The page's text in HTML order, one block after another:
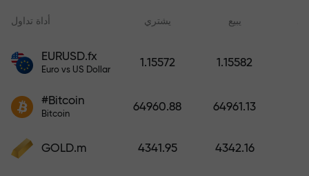
مطبعياً. كلما زاد مبلغ الإيداع، زادت
أداة تداول يشتري يبيع
EURUSD.fx
Euro vs US Dollar
1.15572 1.15582
#Bitcoin
Bitcoin
64960.88 64961.13
GOLD.m 4341.95 4342.16